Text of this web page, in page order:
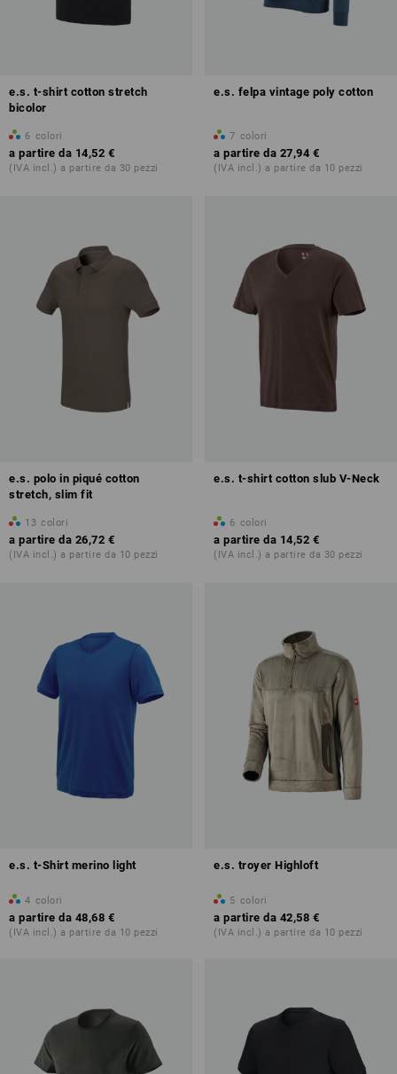
e.s. t-shirt cotton stretch
bicolor
6 colori
a partire da 14,52 €
(IVA incl.) a partire da 30 pezzi
e.s. felpa vintage poly cotton
7 colori
a partire da 27,94 €
(IVA incl.) a partire da 10 pezzi
e.s. polo in piqué cotton
stretch, slim fit
13 colori
a partire da 26,72 €
(IVA incl.) a partire da 10 pezzi
e.s. t-shirt cotton slub V-Neck
6 colori
a partire da 14,52 €
(IVA incl.) a partire da 30 pezzi
e.s. t-Shirt merino light
4 colori
a partire da 48,68 €
(IVA incl.) a partire da 10 pezzi
e.s. troyer Highloft
5 colori
a partire da 42,58 €
(IVA incl.) a partire da 10 pezzi